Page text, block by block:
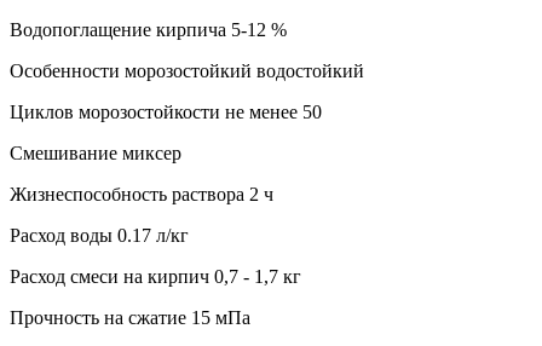
Водопоглащение кирпича 5-12 %
Особенности морозостойкий водостойкий
Циклов морозостойкости не менее 50
Смешивание миксер
Жизнеспособность раствора 2 ч
Расход воды 0.17 л/кг
Расход смеси на кирпич 0,7 - 1,7 кг
Прочность на сжатие 15 мПа